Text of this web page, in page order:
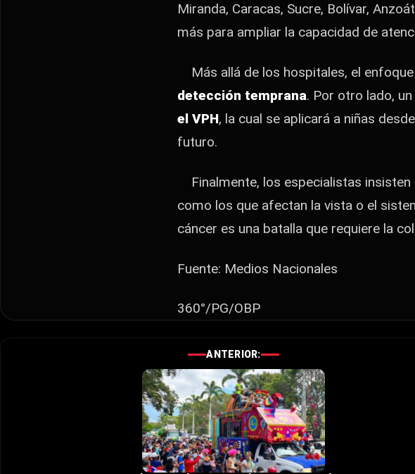
Miranda, Caracas, Sucre, Bolívar,
más para ampliar la capacidad de
Más allá de los hospitales, el
detección temprana. Por otro lado,
el VPH, la cual se aplicará a niñas
futuro.
Finalmente, los especialistas
como los que afectan la vista o el
cáncer es una batalla que requiere la
Fuente: Medios Nacionales
360°/PG/OBP
ANTERIOR: